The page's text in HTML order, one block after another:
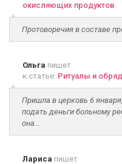
окисляющих продуктов
Протоворечия в составе
Ольга пишет
к статье: Ритуалы и
Пришла в церковь 6
подать деньги больному
она...
Лариса пишет